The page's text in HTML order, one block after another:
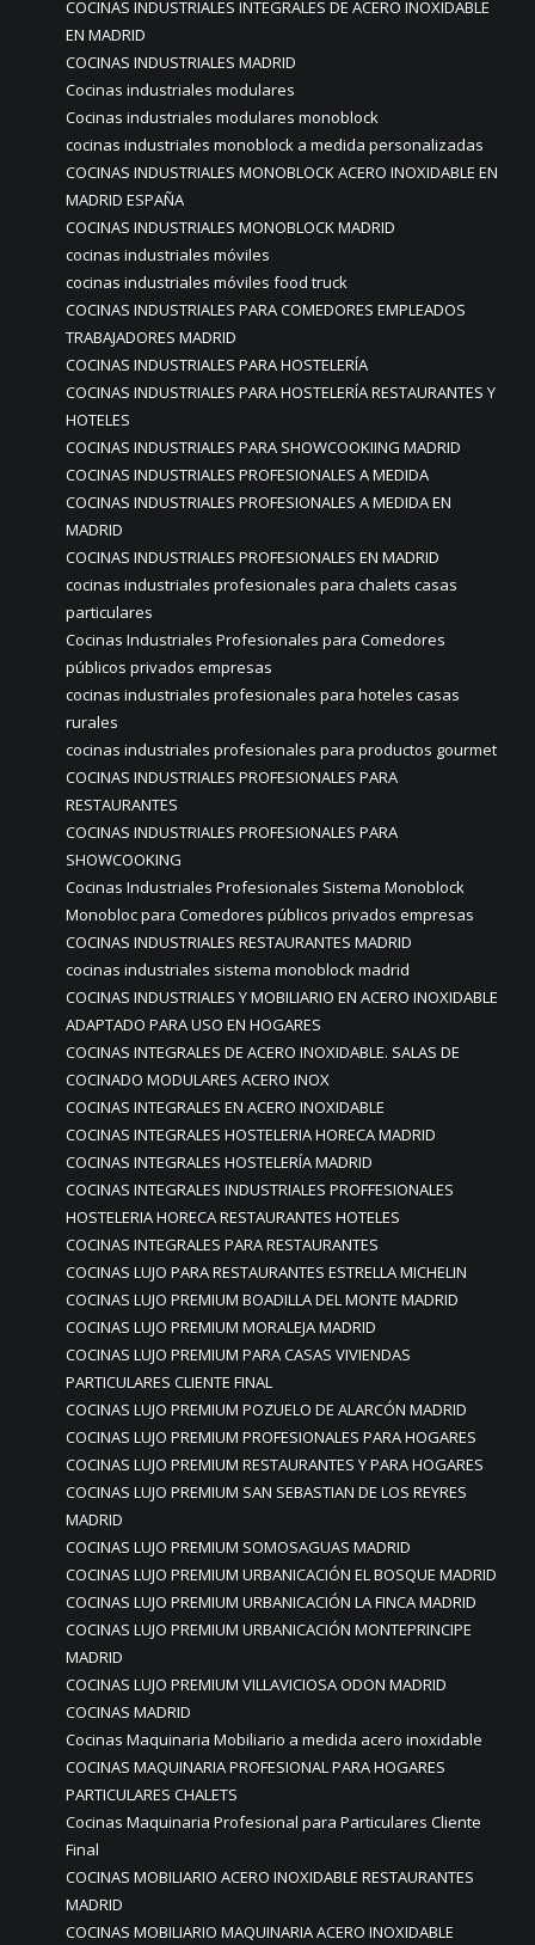
COCINAS INDUSTRIALES INTEGRALES DE ACERO INOXIDABLE
EN MADRID
COCINAS INDUSTRIALES MADRID
Cocinas industriales modulares
Cocinas industriales modulares monoblock
cocinas industriales monoblock a medida personalizadas
COCINAS INDUSTRIALES MONOBLOCK ACERO INOXIDABLE EN
MADRID ESPAÑA
COCINAS INDUSTRIALES MONOBLOCK MADRID
cocinas industriales móviles
cocinas industriales móviles food truck
COCINAS INDUSTRIALES PARA COMEDORES EMPLEADOS
TRABAJADORES MADRID
COCINAS INDUSTRIALES PARA HOSTELERÍA
COCINAS INDUSTRIALES PARA HOSTELERÍA RESTAURANTES Y
HOTELES
COCINAS INDUSTRIALES PARA SHOWCOOKIING MADRID
COCINAS INDUSTRIALES PROFESIONALES A MEDIDA
COCINAS INDUSTRIALES PROFESIONALES A MEDIDA EN
MADRID
COCINAS INDUSTRIALES PROFESIONALES EN MADRID
cocinas industriales profesionales para chalets casas
particulares
Cocinas Industriales Profesionales para Comedores
públicos privados empresas
cocinas industriales profesionales para hoteles casas
rurales
cocinas industriales profesionales para productos gourmet
COCINAS INDUSTRIALES PROFESIONALES PARA
RESTAURANTES
COCINAS INDUSTRIALES PROFESIONALES PARA
SHOWCOOKING
Cocinas Industriales Profesionales Sistema Monoblock
Monobloc para Comedores públicos privados empresas
COCINAS INDUSTRIALES RESTAURANTES MADRID
cocinas industriales sistema monoblock madrid
COCINAS INDUSTRIALES Y MOBILIARIO EN ACERO INOXIDABLE
ADAPTADO PARA USO EN HOGARES
COCINAS INTEGRALES DE ACERO INOXIDABLE. SALAS DE
COCINADO MODULARES ACERO INOX
COCINAS INTEGRALES EN ACERO INOXIDABLE
COCINAS INTEGRALES HOSTELERIA HORECA MADRID
COCINAS INTEGRALES HOSTELERÍA MADRID
COCINAS INTEGRALES INDUSTRIALES PROFFESIONALES
HOSTELERIA HORECA RESTAURANTES HOTELES
COCINAS INTEGRALES PARA RESTAURANTES
COCINAS LUJO PARA RESTAURANTES ESTRELLA MICHELIN
COCINAS LUJO PREMIUM BOADILLA DEL MONTE MADRID
COCINAS LUJO PREMIUM MORALEJA MADRID
COCINAS LUJO PREMIUM PARA CASAS VIVIENDAS
PARTICULARES CLIENTE FINAL
COCINAS LUJO PREMIUM POZUELO DE ALARCÓN MADRID
COCINAS LUJO PREMIUM PROFESIONALES PARA HOGARES
COCINAS LUJO PREMIUM RESTAURANTES Y PARA HOGARES
COCINAS LUJO PREMIUM SAN SEBASTIAN DE LOS REYRES
MADRID
COCINAS LUJO PREMIUM SOMOSAGUAS MADRID
COCINAS LUJO PREMIUM URBANICACIÓN EL BOSQUE MADRID
COCINAS LUJO PREMIUM URBANICACIÓN LA FINCA MADRID
COCINAS LUJO PREMIUM URBANICACIÓN MONTEPRINCIPE
MADRID
COCINAS LUJO PREMIUM VILLAVICIOSA ODON MADRID
COCINAS MADRID
Cocinas Maquinaria Mobiliario a medida acero inoxidable
COCINAS MAQUINARIA PROFESIONAL PARA HOGARES
PARTICULARES CHALETS
Cocinas Maquinaria Profesional para Particulares Cliente
Final
COCINAS MOBILIARIO ACERO INOXIDABLE RESTAURANTES
MADRID
COCINAS MOBILIARIO MAQUINARIA ACERO INOXIDABLE